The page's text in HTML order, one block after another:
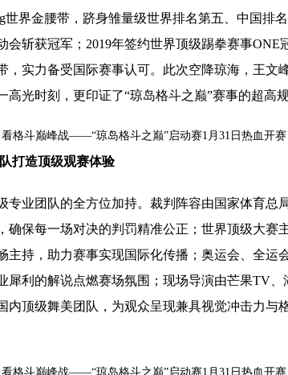
世界金腰带，跻身雏量级世界排名第五、中国排
会斩获冠军；2019年签约世界顶级踢拳赛事ONE
，实力备受国际赛事认可。此次空降琼海，王文
光时刻，更印证了“琼岛格斗之巅”赛事的超高规
打造顶级观赛体验
专业团队的全方位加持。裁判阵容由国家体育总
确保每一场对决的判罚精准公正；世界顶级大赛
主持，助力赛事实现国际化传播；奥运会、全运
犀利的解说点燃赛场氛围；现场导演由芒果TV、
内顶级舞美团队，为观众呈现兼具视觉冲击力与